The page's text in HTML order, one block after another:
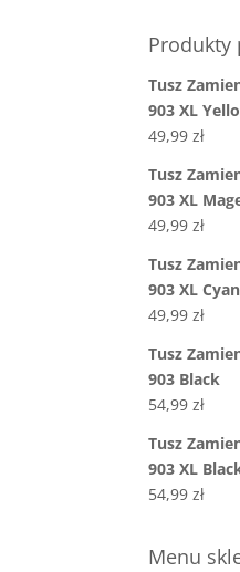
Produkty
Tusz
903 XL
49,99zł
Tusz
903 XL
49,99zł
Tusz
903 XL Cyan
49,99zł
Tusz
903 Black
54,99zł
Tusz
903 XL
54,99zł
Menu